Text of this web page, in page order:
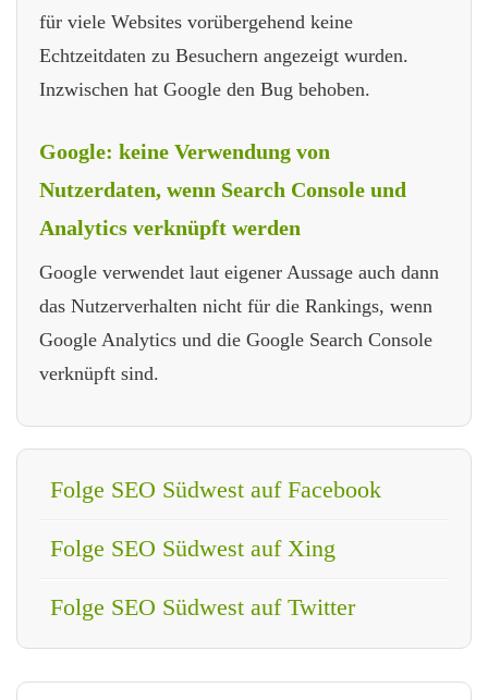
für viele Websites vorübergehend keine
Echtzeitdaten zu Besuchern angezeigt wurden.
Inzwischen hat Google den Bug behoben.
Google: keine Verwendung von
Nutzerdaten, wenn Search Console und
Analytics verknüpft werden
Google verwendet laut eigener Aussage auch dann
das Nutzerverhalten nicht für die Rankings, wenn
Google Analytics und die Google Search Console
verknüpft sind.
Folge SEO Südwest auf Facebook
Folge SEO Südwest auf Xing
Folge SEO Südwest auf Twitter